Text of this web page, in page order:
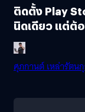
ติดตั้ง Play
นิดเดียว แต่ต้
ศุภกานต์ เหล่ารัตน